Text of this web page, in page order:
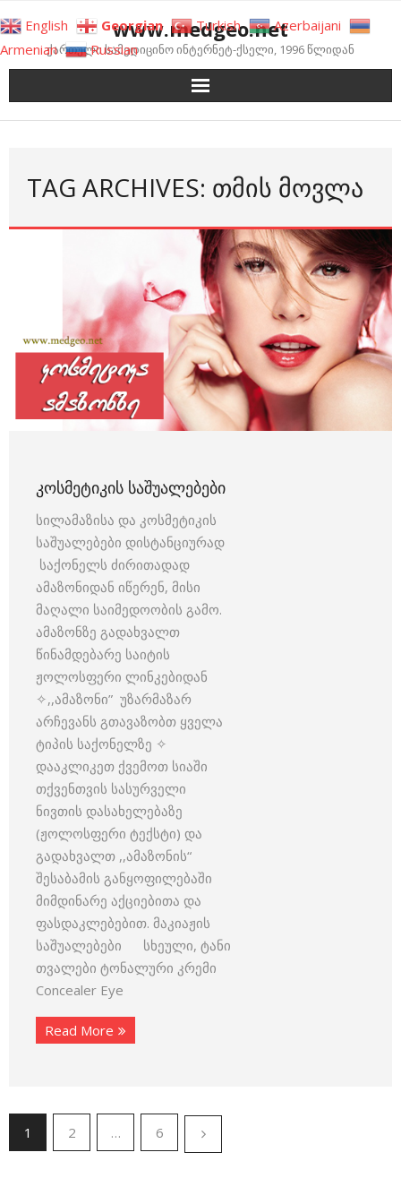
to
content
www.medgeo.net
ქართული სამედიცინო ინტერნეტ-ქსელი, 1996 წლიდან
TAG ARCHIVES: ᲗᲛᲘᲡ ᲛᲝᲕᲚᲐ
ᲙᲝᲡᲛᲔᲢᲘᲙᲘᲡ ᲡᲐᲨᲣᲐᲚᲔᲑᲔᲑᲘ
სილამაზისა და კოსმეტიკის
საშუალებები დისტანციურად
საქონელს ძირითადად
ამაზონიდან იწერენ, მისი
მაღალი საიმედოობის გამო.
ამაზონზე გადახვალთ
წინამდებარე საიტის
ჟოლოსფერი ლინკებიდან
✧,,ამაზონი” უზარმაზარ
არჩევანს გთავაზობთ ყველა
ტიპის საქონელზე ✧
დააკლიკეთ ქვემოთ სიაში
თქვენთვის სასურველი
ნივთის დასახელებაზე
(ჟოლოსფერი ტექსტი) და
გადახვალთ ,,ამაზონის“
შესაბამის განყოფილებაში
მიმდინარე აქციებითა და
ფასდაკლებებით. მაკიაჟის
საშუალებები სხეული, ტანი
თვალები ტონალური კრემი
Concealer Eye
Read More
1 2 … 6
English Georgian Turkish
Azerbaijani
Armenian
Russian